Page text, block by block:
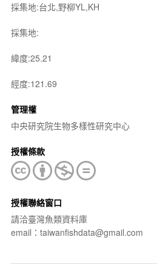
採集地:台北,野柳YL,KH
採集地:
緯度:25.21
經度:121.69
管理權
中央研究院生物多樣性研究中心
授權條款
授權聯絡窗口
請洽臺灣魚類資料庫
email：taiwanfishdata@gmail.com